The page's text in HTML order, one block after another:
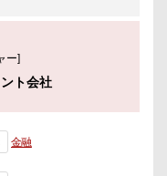
ー]
ト会社
金融